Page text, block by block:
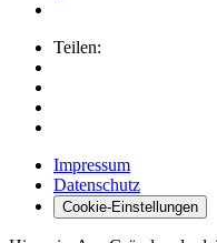
Teilen:
Impressum
Datenschutz
Cookie-Einstellungen